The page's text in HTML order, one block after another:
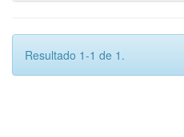
Resultado 1-1 de 1.